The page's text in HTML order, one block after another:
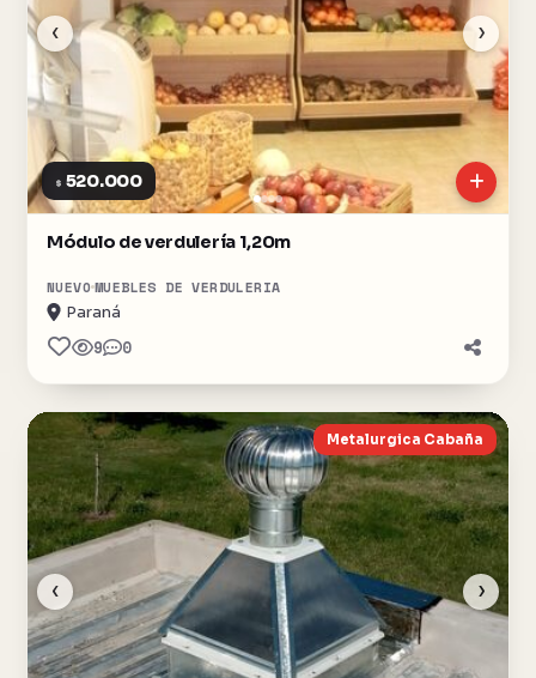
‹ ›
$ 520.000
Módulo de verdulería 1,20m
NUEVO MUEBLES DE VERDULERIA
Paraná
9 0
‹ ›
Metalurgica Cabaña